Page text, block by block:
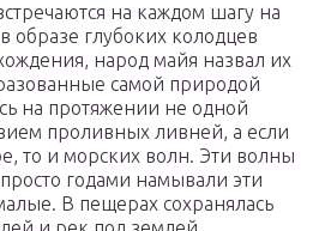
на каждом шагу на
образе глубоких колодцев
народ майя назвал их
самой природой
на протяжении не одной
проливных ливней, а если
то и морских волн. Эти волны
годами намывали эти
В пещерах сохранялась